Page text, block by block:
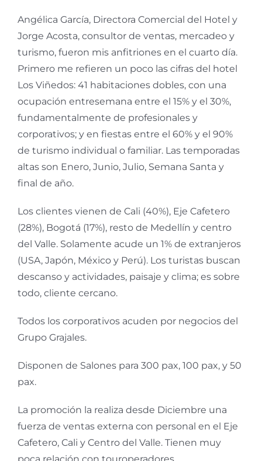
Angélica García, Directora Comercial del Hotel y
Jorge Acosta, consultor de ventas, mercadeo y
turismo, fueron mis anfitriones en el cuarto día.
Primero me refieren un poco las cifras del hotel
Los Viñedos: 41 habitaciones dobles, con una
ocupación entresemana entre el 15% y el 30%,
fundamentalmente de profesionales y
corporativos; y en fiestas entre el 60% y el 90%
de turismo individual o familiar. Las temporadas
altas son Enero, Junio, Julio, Semana Santa y
final de año.
Los clientes vienen de Cali (40%), Eje Cafetero
(28%), Bogotá (17%), resto de Medellín y centro
del Valle. Solamente acude un 1% de extranjeros
(USA, Japón, México y Perú). Los turistas buscan
descanso y actividades, paisaje y clima; es sobre
todo, cliente cercano.
Todos los corporativos acuden por negocios del
Grupo Grajales.
Disponen de Salones para 300 pax, 100 pax, y 50
pax.
La promoción la realiza desde Diciembre una
fuerza de ventas externa con personal en el Eje
Cafetero, Cali y Centro del Valle. Tienen muy
poca relación con touroperadores.